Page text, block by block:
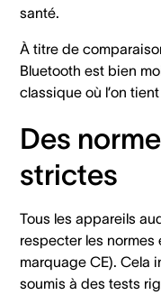
santé.
À titre de
Bluetooth est bien
classique où l’on
Des
strictes
Tous les appareils
respecter les
marquage CE). Cela
soumis à des tests